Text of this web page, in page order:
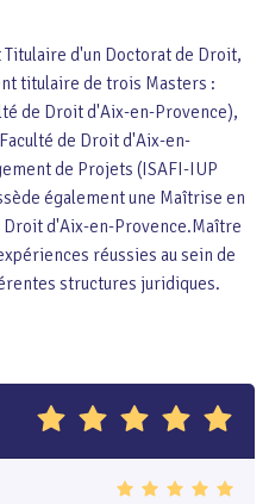
d'un Doctorat de Droit,
titulaire de trois Masters :
de Droit d'Aix-en-Provence),
de Droit d'Aix-en-
de Projets (ISAFI-IUP
également une Maîtrise en
d'Aix-en-Provence.Maître
réussies au sein de
structures juridiques.